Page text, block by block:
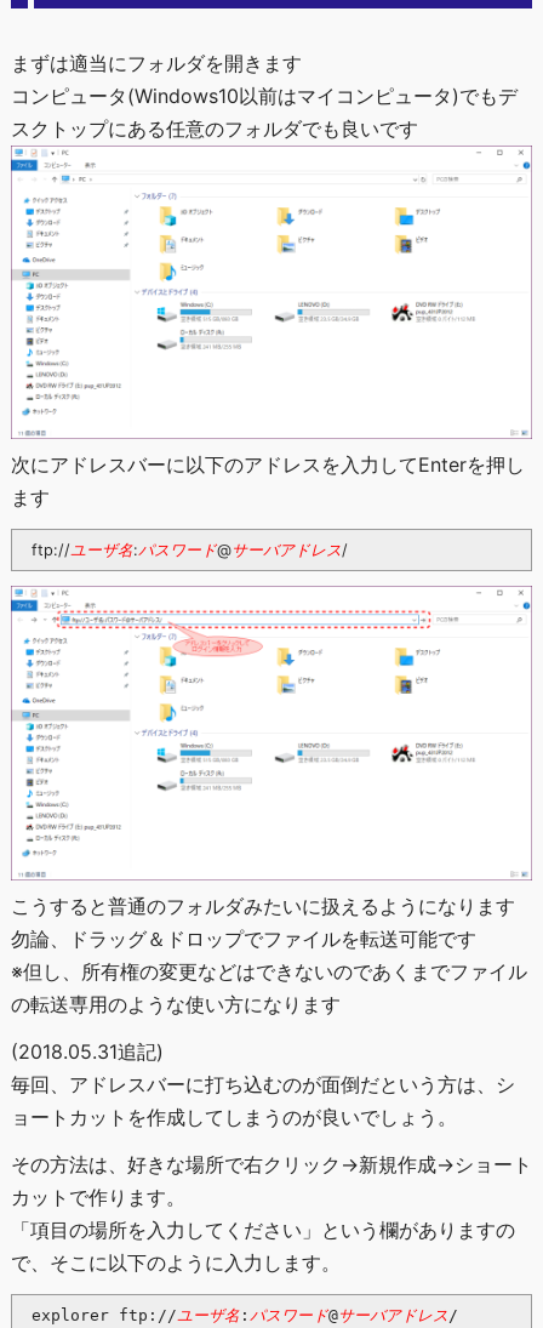
まずは適当にフォルダを開きます
コンピュータ(Windows10以前はマイコンピュータ)でもデ
スクトップにある任意のフォルダでも良いです
次にアドレスバーに以下のアドレスを入力してEnterを押し
ます
ftp://ユーザ名:パスワード@サーバアドレス/
こうすると普通のフォルダみたいに扱えるようになります
勿論、ドラッグ＆ドロップでファイルを転送可能です
※但し、所有権の変更などはできないのであくまでファイル
の転送専用のような使い方になります
(2018.05.31追記)
毎回、アドレスバーに打ち込むのが面倒だという方は、シ
ョートカットを作成してしまうのが良いでしょう。
その方法は、好きな場所で右クリック→新規作成→ショート
カットで作ります。
「項目の場所を入力してください」という欄がありますの
で、そこに以下のように入力します。
explorer ftp://ユーザ名: パスワード@サーバアドレス